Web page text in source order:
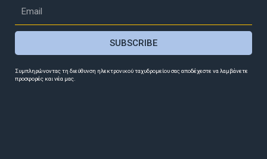
SUBSCRIBE
Συμπληρώνοντας τη διεύθυνση ηλεκτρονικού ταχυδρομείου σας αποδέχεστε να λαμβάνετε
προσφορές και νέα μας.